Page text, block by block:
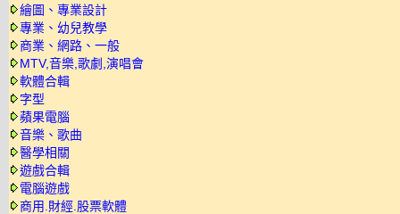
繪圖、專業設計
專業、幼兒教學
商業、網路、一般
MTV,音樂,歌劇,演唱會
軟體合輯
字型
蘋果電腦
音樂、歌曲
醫學相關
遊戲合輯
電腦遊戲
商用.財經.股票軟體